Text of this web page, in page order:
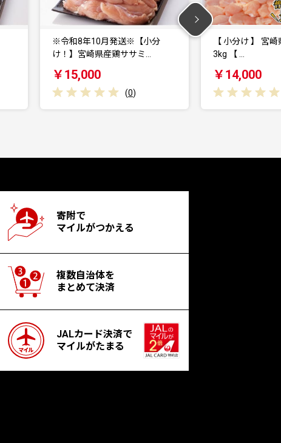
※令和8年10月発送※【小分
け！】宮崎県産鶏ササミ…
￥15,000
(0)
【 小分け 】 宮
3kg 【 …
￥14,000
寄附で
マイルがつかえる
複数自治体を
まとめて決済
JALカード決済で
マイルがたまる